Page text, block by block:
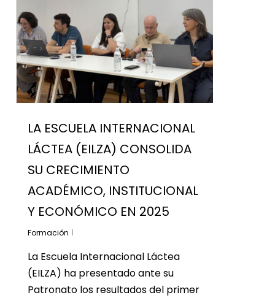
LA ESCUELA INTERNACIONAL
LÁCTEA (EILZA) CONSOLIDA
SU CRECIMIENTO
ACADÉMICO, INSTITUCIONAL
Y ECONÓMICO EN 2025
Formación
La Escuela Internacional Láctea
(EILZA) ha presentado ante su
Patronato los resultados del primer